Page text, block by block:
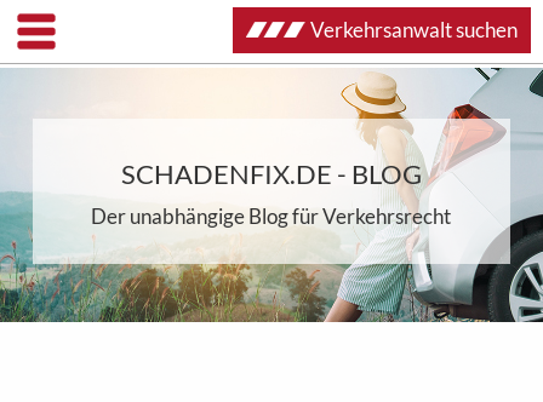
SCHADENFIX.DE - BLOG
Der unabhängige Blog für Verkehrsrecht
Verkehrsanwalt suchen